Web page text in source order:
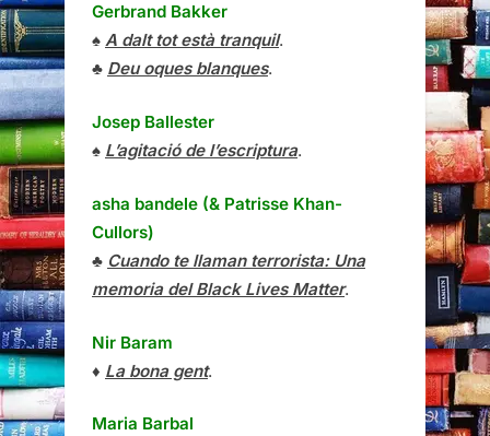
Gerbrand Bakker
♠ A dalt tot està tranquil.
♣ Deu oques blanques.
Josep Ballester
♠ L’agitació de l’escriptura.
asha bandele (& Patrisse Khan-
Cullors)
♣ Cuando te llaman terrorista: Una
memoria del Black Lives Matter.
Nir Baram
♦ La bona gent.
Maria Barbal